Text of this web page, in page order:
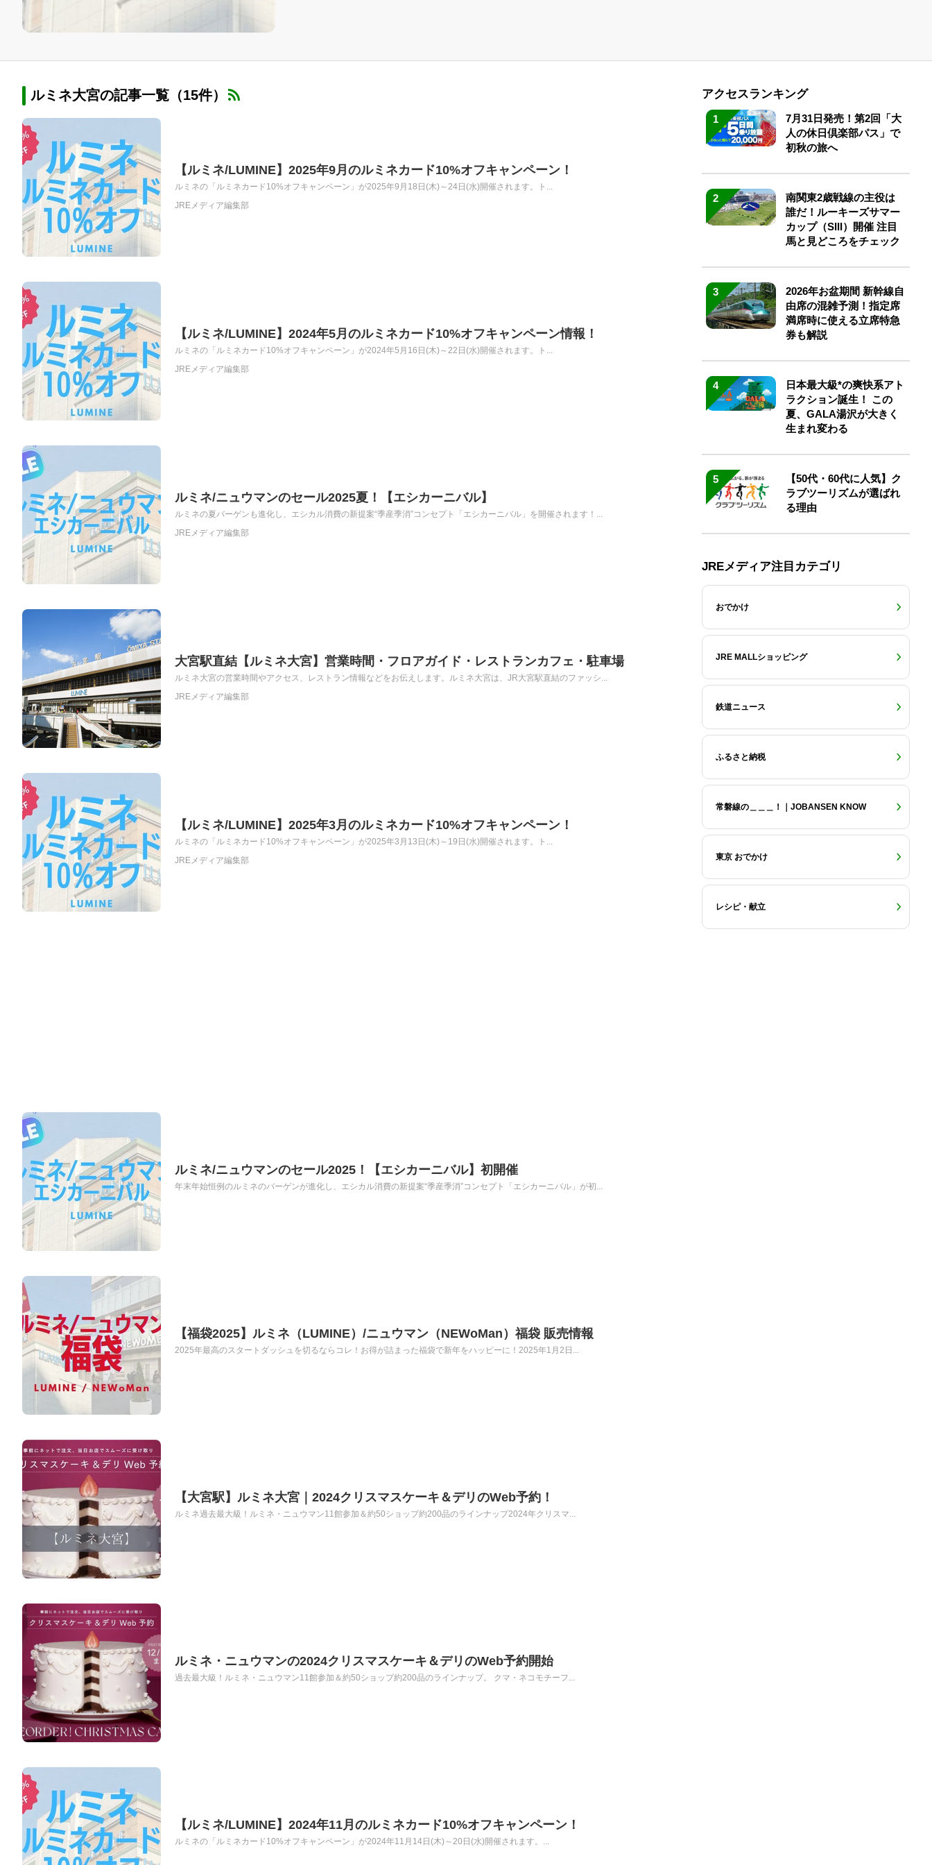
ルミネ大宮の記事一覧（15件）
【ルミネ/LUMINE】2025年9月のルミネカード10%オフキャンペーン！
ルミネの「ルミネカード10%オフキャンペーン」が2025年9月18日(木)～24日(水)開催されます。ト...
JREメディア編集部
【ルミネ/LUMINE】2024年5月のルミネカード10%オフキャンペーン情報！
ルミネの「ルミネカード10%オフキャンペーン」が2024年5月16日(木)～22日(水)開催されます。ト...
JREメディア編集部
ルミネ/ニュウマンのセール2025夏！【エシカーニバル】
ルミネの夏バーゲンも進化し、エシカル消費の新提案“季産季消”コンセプト「エシカーニバル」を開催されます！...
JREメディア編集部
大宮駅直結【ルミネ大宮】営業時間・フロアガイド・レストランカフェ・駐車場
ルミネ大宮の営業時間やアクセス、レストラン情報などをお伝えします。ルミネ大宮は、JR大宮駅直結のファッシ...
JREメディア編集部
【ルミネ/LUMINE】2025年3月のルミネカード10%オフキャンペーン！
ルミネの「ルミネカード10%オフキャンペーン」が2025年3月13日(木)～19日(水)開催されます。ト...
JREメディア編集部
ルミネ/ニュウマンのセール2025！【エシカーニバル】初開催
年末年始恒例のルミネのバーゲンが進化し、エシカル消費の新提案“季産季消”コンセプト「エシカーニバル」が初...
【福袋2025】ルミネ（LUMINE）/ニュウマン（NEWoMan）福袋 販売情報
2025年最高のスタートダッシュを切るならコレ！お得が詰まった福袋で新年をハッピーに！2025年1月2日...
【大宮駅】ルミネ大宮｜2024クリスマスケーキ＆デリのWeb予約！
ルミネ過去最大級！ルミネ・ニュウマン11館参加＆約50ショップ約200品のラインナップ2024年クリスマ...
ルミネ・ニュウマンの2024クリスマスケーキ＆デリのWeb予約開始
過去最大級！ルミネ・ニュウマン11館参加＆約50ショップ約200品のラインナップ。 クマ・ネコモチーフ...
【ルミネ/LUMINE】2024年11月のルミネカード10%オフキャンペーン！
ルミネの「ルミネカード10%オフキャンペーン」が2024年11月14日(木)～20日(水)開催されます。...
アクセスランキング
1
7月31日発売！第2回「大
人の休日倶楽部パス」で
初秋の旅へ
2
南関東2歳戦線の主役は
誰だ！ルーキーズサマー
カップ（SIII）開催 注目
馬と見どころをチェック
3
2026年お盆期間 新幹線自
由席の混雑予測！指定席
満席時に使える立席特急
券も解説
4
日本最大級*の爽快系アト
ラクション誕生！ この
夏、GALA湯沢が大きく
生まれ変わる
5
【50代・60代に人気】ク
ラブツーリズムが選ばれ
る理由
JREメディア注目カテゴリ
おでかけ
JRE MALLショッピング
鉄道ニュース
ふるさと納税
常磐線の＿＿＿！｜JOBANSEN KNOW
東京 おでかけ
レシピ・献立